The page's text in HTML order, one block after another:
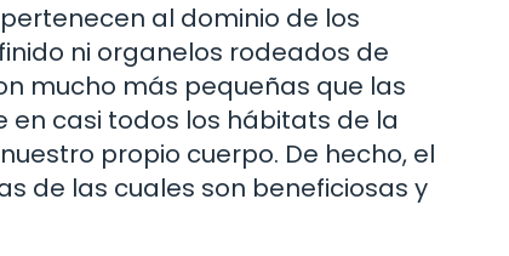
al dominio de los
ni organelos rodeados de
mucho más pequeñas que las
casi todos los hábitats de la
propio cuerpo. De hecho, el
de las cuales son beneficiosas y